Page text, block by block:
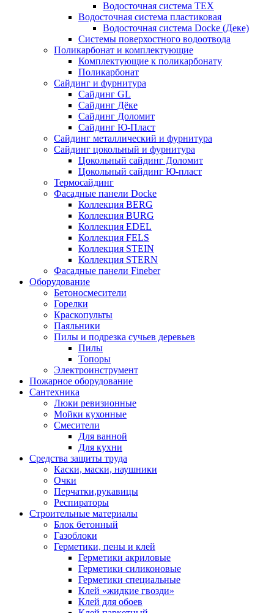
Водосточная система ТЕХ
Водосточная система пластиковая
Водосточная система Docke (Деке)
Системы поверхостного водоотвода
Поликарбонат и комплектующие
Комплектующие к поликарбонату
Поликарбонат
Сайдинг и фурнитура
Сайдинг GL
Сайдинг Дёке
Сайдинг Доломит
Сайдинг Ю-Пласт
Сайдинг металлический и фурнитура
Сайдинг цокольный и фурнитура
Цокольный сайдинг Доломит
Цокольный сайдинг Ю-пласт
Термосайдинг
Фасадные панели Docke
Коллекция BERG
Коллекция BURG
Коллекция EDEL
Коллекция FELS
Коллекция STEIN
Коллекция STERN
Фасадные панели Fineber
Оборудование
Бетоносмесители
Горелки
Краскопульты
Паяльники
Пилы и подрезка сучьев деревьев
Пилы
Топоры
Электроинструмент
Пожарное оборудование
Сантехника
Люки ревизионные
Мойки кухонные
Смесители
Для ванной
Для кухни
Средства защиты труда
Каски, маски, наушники
Очки
Перчатки,рукавицы
Респираторы
Строительные материалы
Блок бетонный
Газоблоки
Герметики, пены и клей
Герметики акриловые
Герметики силиконовые
Герметики специальные
Клей «жидкие гвозди»
Клей для обоев